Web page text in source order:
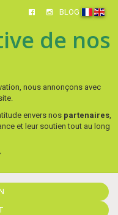
BLOG
de nos
nous annonçons avec
envers nos partenaires,
et leur soutien tout au long